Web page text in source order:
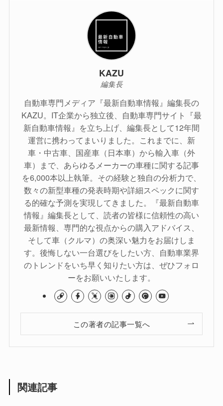
KAZU
編集長
自動車専門メディア『最新自動車情報』編集長の
KAZU。IT企業から独立後、自動車専門サイト『最
新自動車情報』を立ち上げ、編集長として12年間
運営に携わってまいりました。これまでに、新
車・中古車、国産車（日本車）から輸入車（外
車）まで、あらゆるメーカーの車種に関する記事
を6,000本以上執筆。その経験と独自の分析力で、
数々の新型車種の発表時期や詳細スペックに関す
る的確な予測を実現してきました。『最新自動車
情報』編集長として、読者の皆様に信頼性の高い
最新情報、専門的な視点からの購入アドバイス、
そして車（クルマ）の奥深い魅力をお届けしま
す。後悔しない一台選びをしたい方、自動車業界
のトレンドをいち早く知りたい方は、ぜひフォロ
ーをお願いいたします。
この著者の記事一覧へ
関連記事